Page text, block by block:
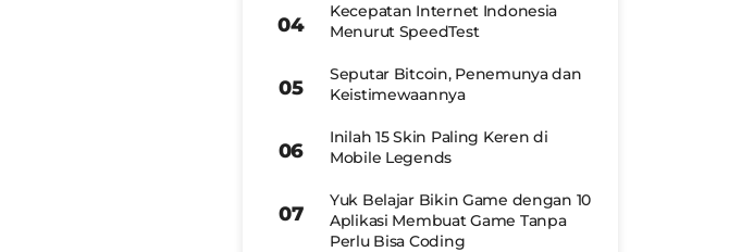
Kecepatan Internet Indonesia
Menurut SpeedTest
Seputar Bitcoin, Penemunya dan
Keistimewaannya
Inilah 15 Skin Paling Keren di
Mobile Legends
Yuk Belajar Bikin Game dengan 10
Aplikasi Membuat Game Tanpa
Perlu Bisa Coding